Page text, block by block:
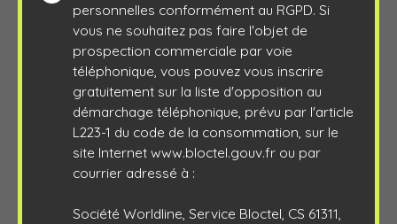
personnelles conformément au RGPD. Si
vous ne souhaitez pas faire l'objet de
prospection commerciale par voie
téléphonique, vous pouvez vous inscrire
gratuitement sur la liste d'opposition au
démarchage téléphonique, prévu par l'article
L223-1 du code de la consommation, sur le
site Internet www.bloctel.gouv.fr ou par
courrier adressé à :
Société Worldline, Service Bloctel, CS 61311,